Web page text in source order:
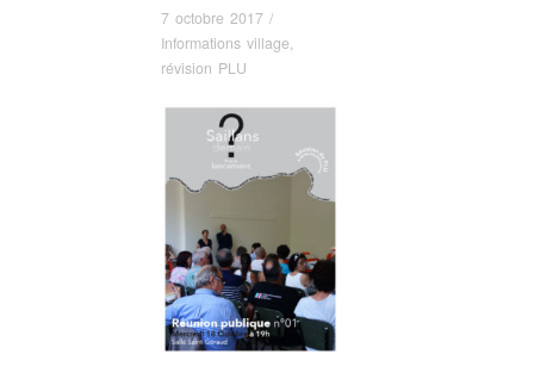
7 octobre 2017/
Informations village,
révision PLU